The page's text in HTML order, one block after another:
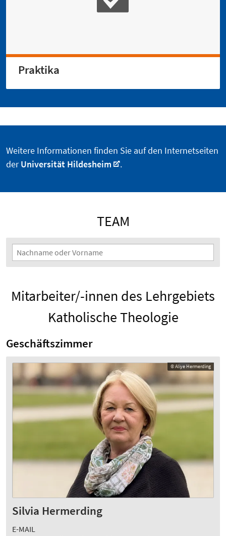
Praktika
Weitere Informationen finden Sie auf den Internetseiten
derUniversität Hildesheim .
TEAM
Suchfilter
Nachname oder Vorname
Mitarbeiter/-innen des Lehrgebiets
Katholische Theologie
Geschäftszimmer
Silvia Hermerding
E-MAIL
© Aliye Hermerding